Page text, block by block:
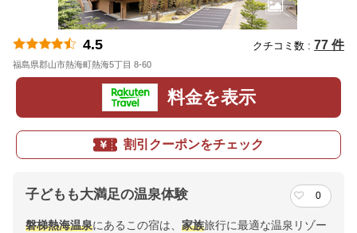
4.5 クチコミ数 : 77 件
福島県郡山市熱海町熱海5丁目 8-60
料金を表示
割引クーポンをチェック
子どもも大満足の温泉体験 0
磐梯熱海温泉にあるこの宿は、 家族旅行に最適な温泉リゾー